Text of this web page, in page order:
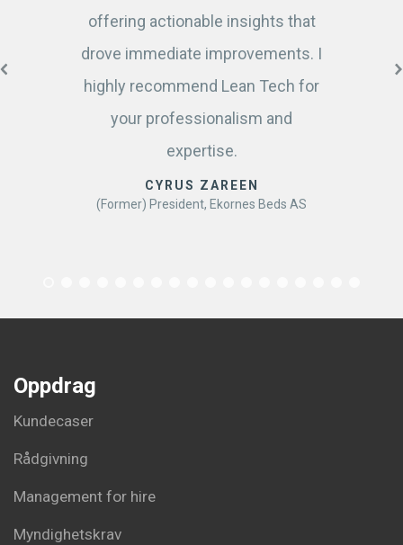
offering actionable insights that
drove immediate improvements. I
highly recommend Lean Tech for
your professionalism and
expertise.
CYRUS ZAREEN
(Former) President, Ekornes Beds AS
Oppdrag
Kundecaser
Rådgivning
Management for hire
Myndighetskrav